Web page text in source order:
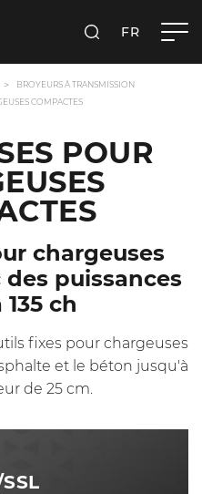
RECHERCHER
FR
BROYEURS À TRANSMISSION
COMPACTES
POUR
chargeuses
puissances
ch
fixes pour chargeuses
et le béton jusqu'à
de 25 cm.